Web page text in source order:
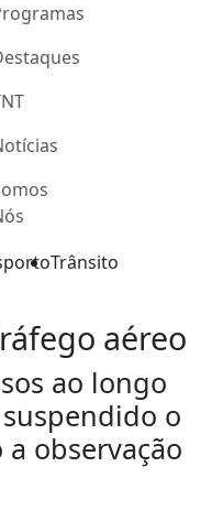
Trânsito
aéreo
ao longo
o
observação